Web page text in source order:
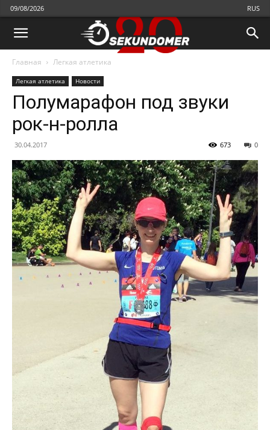
09/08/2026 RUS
Главная Легкая атлетика
Легкая атлетика Новости
Полумарафон под звуки
рок-н-ролла
30.04.2017 0
673